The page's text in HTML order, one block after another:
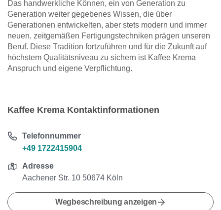
Das handwerkliche Können, ein von Generation zu
Generation weiter gegebenes Wissen, die über
Generationen entwickelten, aber stets modern und immer
neuen, zeitgemäßen Fertigungstechniken prägen unseren
Beruf. Diese Tradition fortzuführen und für die Zukunft auf
höchstem Qualitätsniveau zu sichern ist Kaffee Krema
Anspruch und eigene Verpflichtung.
Kaffee Krema Kontaktinformationen
Telefonnummer
+49 1722415904
Adresse
Aachener Str. 10 50674 Köln
Wegbeschreibung anzeigen